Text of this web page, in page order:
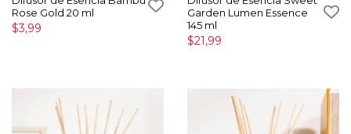
Rose Gold 20 ml
$3,99
Garden Lumen Essence
145 ml
$21,99